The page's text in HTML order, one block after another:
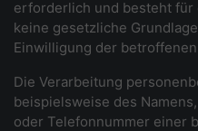
erforderlich und besteht für
keine gesetzliche
Einwilligung der
Die Verarbeitung
beispielsweise des
oder Telefonnummer einer